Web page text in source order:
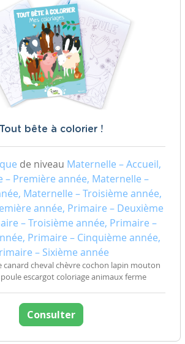
Tout bête à colorier !
de niveau Maternelle – Accueil,
– Première année, Maternelle –
Maternelle – Troisième année,
année, Primaire – Deuxième
– Troisième année, Primaire –
Primaire – Cinquième année,
– Sixième année
canard cheval chèvre cochon lapin mouton
escargot coloriage animaux ferme
Consulter